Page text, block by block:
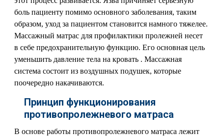
боль пациенту помимо основного заболевания, таким
образом, уход за пациентом становится намного тяжелее.
Массажный матрас для профилактики пролежней несет
в себе предохранительную функцию. Его основная цель
уменьшить давление тела на кровать . Массажная
система состоит из воздушных подушек, которые
поочередно накачиваются.
Принцип функционирования
противопролежневого матраса
В основе работы противопролежневого матраса лежит